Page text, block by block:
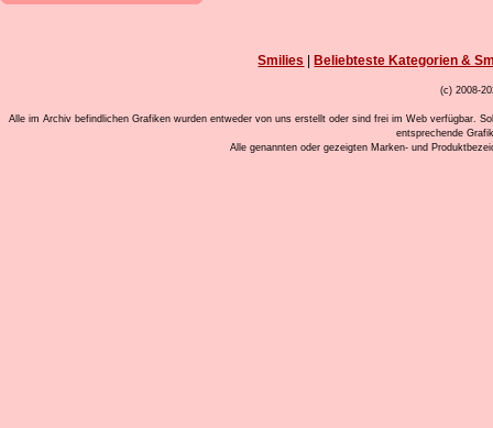
Smilies Beliebteste Kategorien &
(c) 2008-
Alle im Archiv befindlichen Grafiken wurden entweder von uns erstellt oder sind frei im Web verfügbar.
entsprechende
Alle genannten oder gezeigten Marken- und